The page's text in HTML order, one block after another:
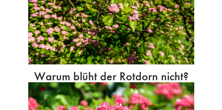
Warum blüht der Rotdorn nicht?